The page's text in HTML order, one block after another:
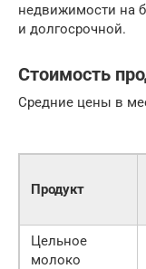
недвижимости на
и долгосрочной.
Стоимость
Средние цены в
Продукт
Цельное
молоко